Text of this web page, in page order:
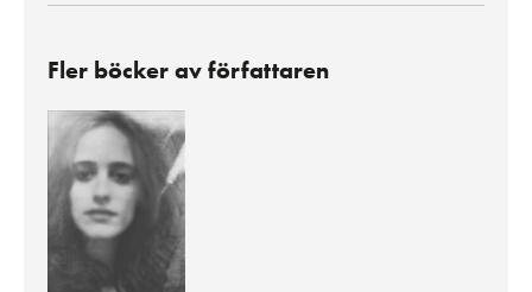
Fler böcker av författaren